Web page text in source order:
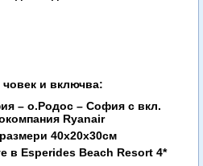
човек и включва:
– о.Родос – София с вкл.
Ryanаir
40х20х30см
в Esperides Beach Resort 4*